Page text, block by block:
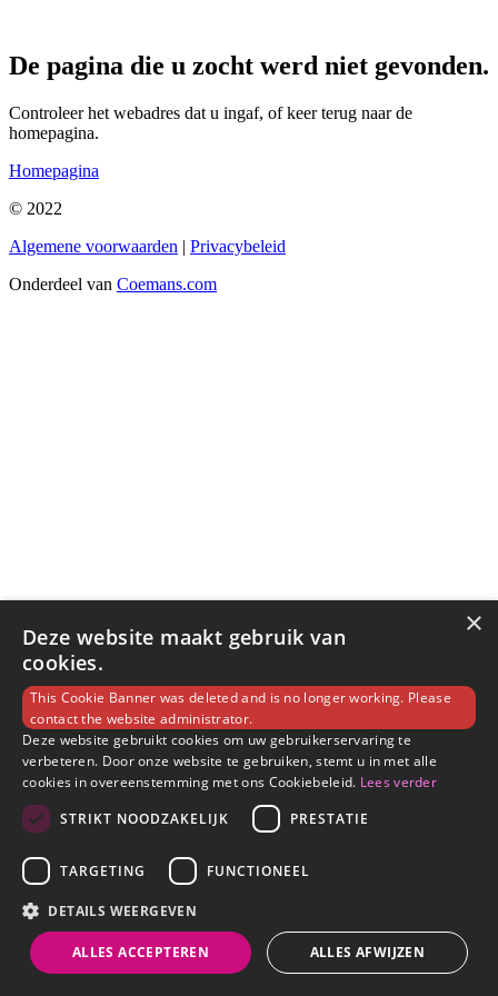
De pagina die u zocht werd niet gevonden.
Controleer het webadres dat u ingaf, of keer terug naar de
homepagina.
Homepagina
© 2022
Algemene voorwaarden | Privacybeleid
Onderdeel van Coemans.com
×
Deze website maakt gebruik van
cookies.
This Cookie Banner was deleted and is no longer working. Please
contact the website administrator.
Deze website gebruikt cookies om uw gebruikerservaring te
verbeteren. Door onze website te gebruiken, stemt u in met alle
cookies in overeenstemming met ons Cookiebeleid. Lees verder
STRIKT NOODZAKELIJK
PRESTATIE
TARGETING FUNCTIONEEL
DETAILS WEERGEVEN
ALLES ACCEPTEREN ALLES AFWIJZEN